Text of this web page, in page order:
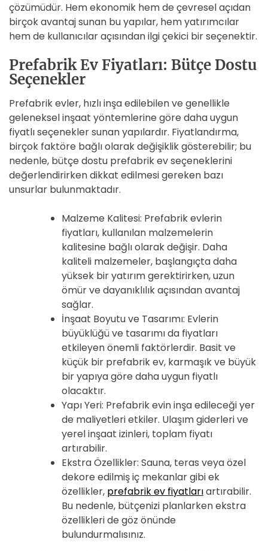
çözümüdür. Hem ekonomik hem de çevresel açıdan
birçok avantaj sunan bu yapılar, hem yatırımcılar
hem de kullanıcılar açısından ilgi çekici bir seçenektir.
Prefabrik Ev Fiyatları: Bütçe Dostu
Seçenekler
Prefabrik evler, hızlı inşa edilebilen ve genellikle
geleneksel inşaat yöntemlerine göre daha uygun
fiyatlı seçenekler sunan yapılardır. Fiyatlandırma,
birçok faktöre bağlı olarak değişiklik gösterebilir; bu
nedenle, bütçe dostu prefabrik ev seçeneklerini
değerlendirirken dikkat edilmesi gereken bazı
unsurlar bulunmaktadır.
Malzeme Kalitesi: Prefabrik evlerin
fiyatları, kullanılan malzemelerin
kalitesine bağlı olarak değişir. Daha
kaliteli malzemeler, başlangıçta daha
yüksek bir yatırım gerektirirken, uzun
ömür ve dayanıklılık açısından avantaj
sağlar.
İnşaat Boyutu ve Tasarımı: Evlerin
büyüklüğü ve tasarımı da fiyatları
etkileyen önemli faktörlerdir. Basit ve
küçük bir prefabrik ev, karmaşık ve büyük
bir yapıya göre daha uygun fiyatlı
olacaktır.
Yapı Yeri: Prefabrik evin inşa edileceği yer
de maliyetleri etkiler. Ulaşım giderleri ve
yerel inşaat izinleri, toplam fiyatı
artırabilir.
Ekstra Özellikler: Sauna, teras veya özel
dekore edilmiş iç mekanlar gibi ek
özellikler, prefabrik ev fiyatlarıartırabilir.
Bu nedenle, bütçenizi planlarken ekstra
özellikleri de göz önünde
bulundurmalısınız.